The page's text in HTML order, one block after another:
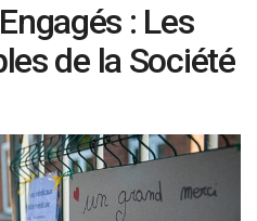
: Les
de la Société